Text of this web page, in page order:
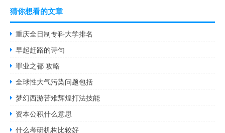
猜你想看的文章
重庆全日制专科大学排名
早起赶路的诗句
罪业之都 攻略
全球性大气污染问题包括
梦幻西游苦难辉煌打法技能
资本公积什么意思
什么考研机构比较好